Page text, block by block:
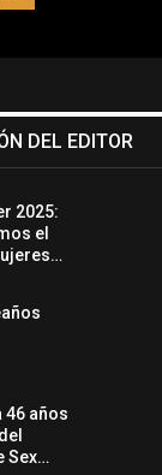
DEL EDITOR
2025:
el
46 años
Sex…